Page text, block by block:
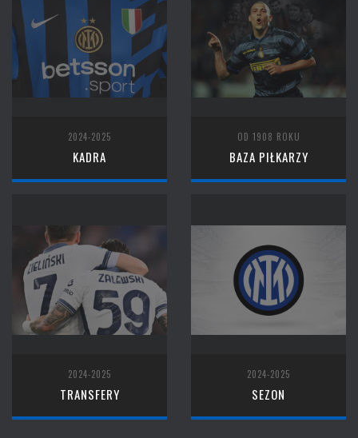
2024-2025
KADRA
OD 1908 ROKU
BAZA PIŁKARZY
2024-2025
TRANSFERY
2024-2025
SEZON